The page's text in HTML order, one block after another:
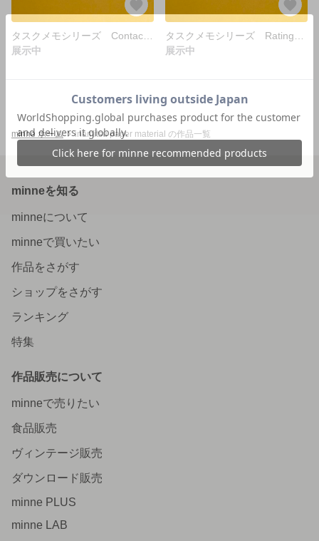
展示中
展示中
minne ホーム inamitsu paper material の作品一覧
minneを知る
minneについて
minneで買いたい
作品をさがす
ショップをさがす
ランキング
特集
作品販売について
minneで売りたい
食品販売
ヴィンテージ販売
ダウンロード販売
minne PLUS
minne LAB